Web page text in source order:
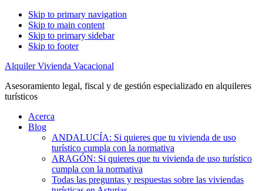
Skip to primary navigation
Skip to main content
Skip to primary sidebar
Skip to footer
Alquiler Vivienda Vacacional
Asesoramiento legal, fiscal y de gestión especializado en alquileres
turísticos
Acerca
Blog
ANDALUCÍA: Si quieres que tu vivienda de uso
turístico cumpla con la normativa
ARAGÓN: Si quieres que tu vivienda de uso turístico
cumpla con la normativa
Todas las preguntas y respuestas sobre las viviendas